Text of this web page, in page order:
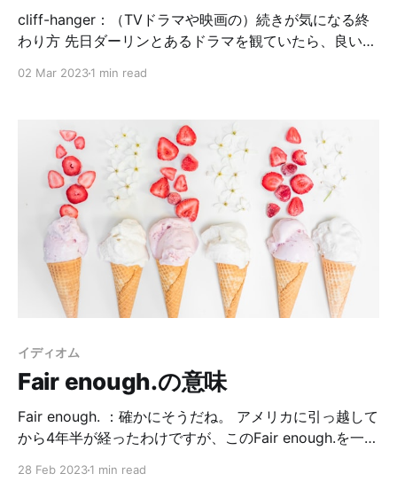
cliff-hanger：（TVドラマや映画の）続きが気になる終
わり方 先日ダーリンとあるドラマを観ていたら、良いと
り方だったな。 と言ったんですね。私はこの表現を知ら
なかったので聞いてみると、続きが気になる！みたいな
エンディングの事らしい。 cliff＝崖、hanger＝ぶら下が
っている人という意味です。 その昔、ある映画の最後の
シーンが、登場人物が崖から落ちそうになってぶら下が
っているシーンだった事から、「続きが気になる終わり
方」という意味になったそうです。そのままやな。笑
02 Mar 20231 min read
イディオム
Fair enough.の意味
Fair enough. ：確かにそうだね。 アメリカに引っ越して
から4年半が経ったわけですが、このFair enough.を一体
28 Feb 20231 min read